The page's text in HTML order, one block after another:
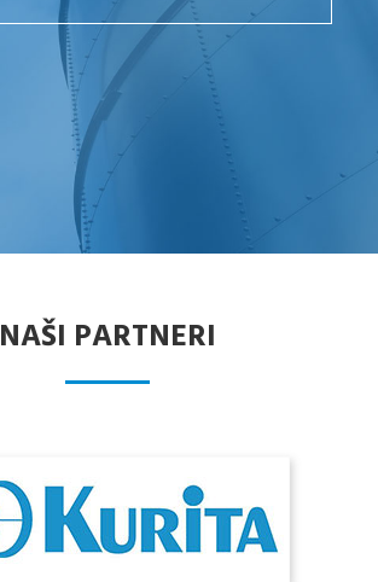
NAŠI PARTNERI